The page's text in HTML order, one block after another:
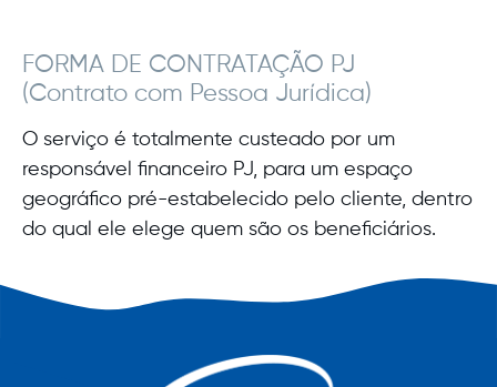
(71) 3180-2000 (71) 3450-8888
(71) 2202-8888 (75) 3199-5443
4020-8088 3003-1003
4042-5084 4020-2571 3003-3010
MT
3197-5943
0800-284-3851
4020-2572 3003-3060
4020-3215 3003-3060
4020-2572 3003-3060
SE
4020-8666 3003-3060
FORMA DE CONTRATAÇÃO PJ
(Contrato com Pessoa Jurídica)
O serviço é totalmente custeado por um
responsável financeiro PJ, para um espaço
geográfico pré-estabelecido pelo cliente, dentro
do qual ele elege quem são os beneficiários.